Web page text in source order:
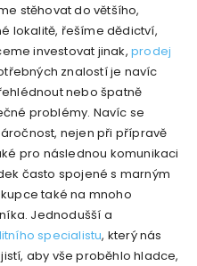
stěhovat do většího,
lokalitě, řešíme dědictví,
investovat jinak,prodej
znalostí je navíc
nebo špatně
problémy. Navíc se
nejen při přípravě
pro následnou komunikaci
často spojené s marným
také na mnoho
Jednodušší a
specialistu, který nás
aby vše proběhlo hladce,